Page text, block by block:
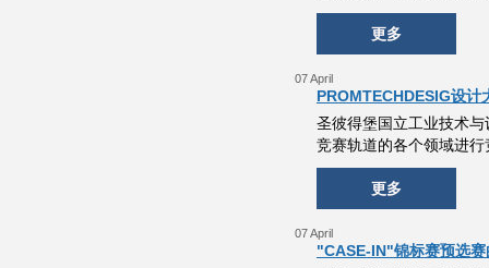
更多
07 April
PROMTECHDESIG设
圣彼得堡国立工业技术
竞赛轨道的各个领域进
更多
07 April
"CASE-IN"锦标赛预选